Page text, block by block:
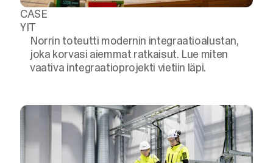
CASE
YIT
Norrin toteutti modernin integraatioalustan,
joka korvasi aiemmat ratkaisut. Lue miten
vaativa integraatioprojekti vietiin läpi.